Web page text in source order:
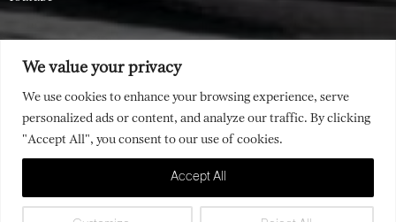
We value your privacy
We use cookies to enhance your browsing experience, serve
personalized ads or content, and analyze our traffic. By clicking
"Accept All", you consent to our use of cookies.
Accept All
Katharina Litz
All rights reserved |Copyright
Contacts